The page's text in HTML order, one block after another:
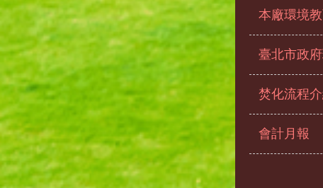
本廠環境
臺北市政
焚化流程
會計月報